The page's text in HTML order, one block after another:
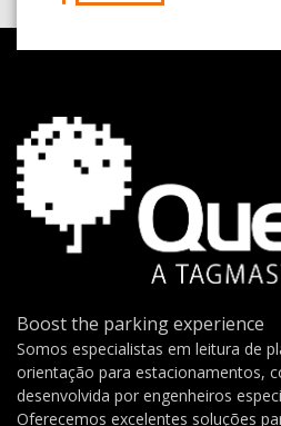
Boost the parking experience
Somos especialistas em leitura de
orientação para estacionamentos,
desenvolvida por engenheiros
Oferecemos excelentes soluções